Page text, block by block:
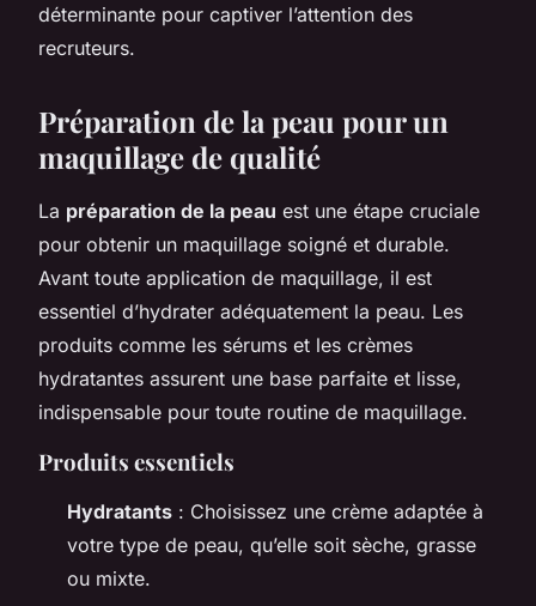
déterminante pour captiver l’attention des
recruteurs.
Préparation de la peau pour un
maquillage de qualité
La préparation de la peau est une étape cruciale
pour obtenir un maquillage soigné et durable.
Avant toute application de maquillage, il est
essentiel d’hydrater adéquatement la peau. Les
produits comme les sérums et les crèmes
hydratantes assurent une base parfaite et lisse,
indispensable pour toute routine de maquillage.
Produits essentiels
Hydratants : Choisissez une crème adaptée à
votre type de peau, qu’elle soit sèche, grasse
ou mixte.